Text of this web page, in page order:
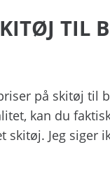
TIL
på skitøj til
kan du
skitøj. Jeg siger